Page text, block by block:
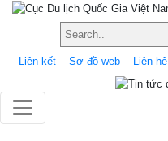
Liên kết Sơ đồ web Liên hệ